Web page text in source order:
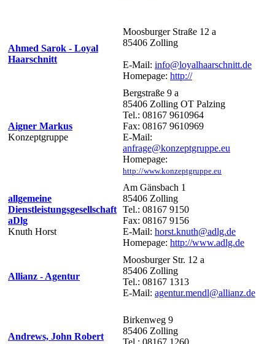
Ahmed Sarok - Loyal
Haarschnitt
Moosburger Straße 12 a
85406 Zolling
E-Mail: info@loyalhaarschnitt.de
Homepage: http://
Aigner Markus
Konzeptgruppe
Bergstraße 9 a
85406 Zolling OT Palzing
Tel.: 08167 9610964
Fax: 08167 9610969
E-Mail:
anfrage@konzeptgruppe.eu
Homepage:
http://www.konzeptgruppe.eu
allgemeine
Dienstleistungsgesellschaft
aDlg
Knuth Horst
Am Gänsbach 1
85406 Zolling
Tel.: 08167 9150
Fax: 08167 9156
E-Mail: horst.knuth@adlg.de
Homepage: http://www.adlg.de
Allianz - Agentur
Moosburger Str. 12 a
85406 Zolling
Tel.: 08167 1313
E-Mail: agentur.mendl@allianz.de
Andrews, John Robert
Birkenweg 9
85406 Zolling